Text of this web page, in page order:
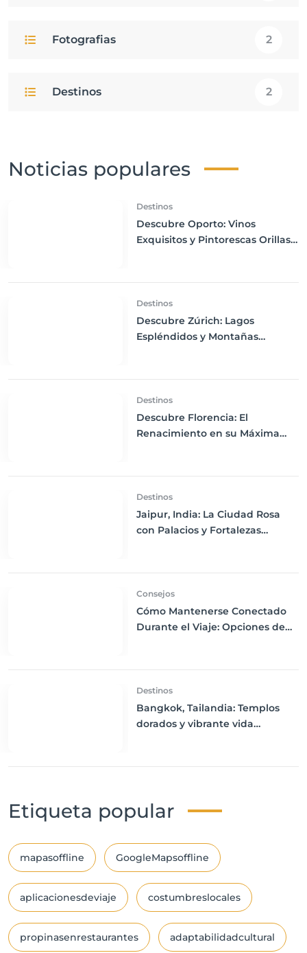
Fotografias 2
Destinos 2
Noticias populares
Destinos
Descubre Oporto: Vinos
Exquisitos y Pintorescas Orillas
Destinos
Descubre Zúrich: Lagos
Espléndidos y Montañas
Destinos
Descubre Florencia: El
Renacimiento en su Máxima
Destinos
Jaipur, India: La Ciudad Rosa
con Palacios y Fortalezas
Consejos
Cómo Mantenerse Conectado
Durante el Viaje: Opciones de
Destinos
Bangkok, Tailandia: Templos
dorados y vibrante vida
Etiqueta popular
mapasoffline GoogleMapsoffline
aplicacionesdeviaje costumbreslocales
propinasenrestaurantes adaptabilidadcultural